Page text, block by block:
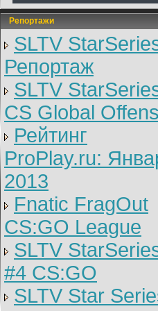
Репортажи
SLTV
Репортаж
SLTV
CS Global
Рейтинг
ProPlay.ru:
2013
Fnatic FragOut
CS:GO League
SLTV
#4 CS:GO
SLTV Star